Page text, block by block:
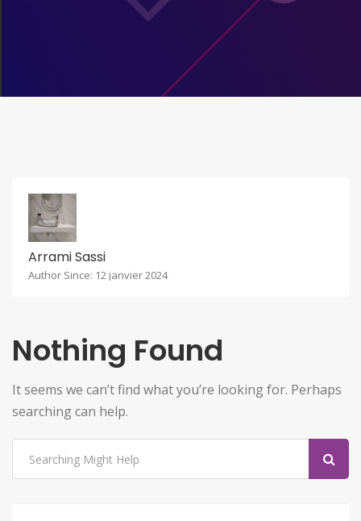
Arrami Sassi
Author Since: 12 janvier 2024
Nothing Found
It seems we can’t find what you’re looking for. Perhaps
searching can help.